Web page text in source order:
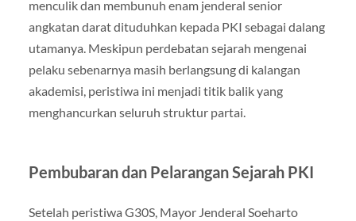
menculik dan membunuh enam jenderal senior
angkatan darat dituduhkan kepada PKI sebagai dalang
utamanya. Meskipun perdebatan sejarah mengenai
pelaku sebenarnya masih berlangsung di kalangan
akademisi, peristiwa ini menjadi titik balik yang
menghancurkan seluruh struktur partai.
Pembubaran dan Pelarangan Sejarah PKI
Setelah peristiwa G30S, Mayor Jenderal Soeharto